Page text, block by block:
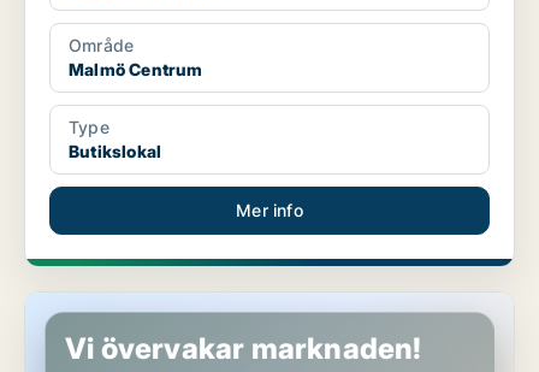
Område
Malmö Centrum
Type
Butikslokal
Mer info
Butikslokal i Malmö Centrum
Vi övervakar marknaden!